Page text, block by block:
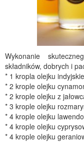
Wykonanie
składników, dobrych i
* 1 kropla olejku
* 2 krople olejku
* 2 krople olejku z
* 3 krople olejku
* 4 krople olejku
* 4 krople olejku
* 4 krople olejku